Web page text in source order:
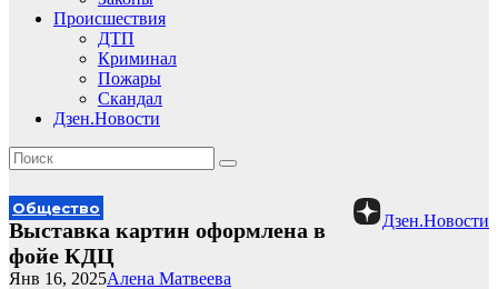
Происшествия
ДТП
Криминал
Пожары
Скандал
Дзен.Новости
Дзен.Новости
Общество
Выставка картин оформлена в
фойе КДЦ
Алена Матвеева
Янв 16, 2025